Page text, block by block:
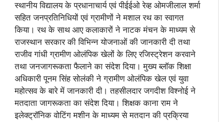
स्थानीय विद्यालय के प्रधानाचार्य एवं पीईईओ रेव्ह ओमजीलाल शर्मा
सहित जनप्रतिनिधियों एवं ग्रामीणों ने मशाल रथ का स्वागत
किया। रथ के साथ आए कलाकारों ने नाटक मंचन के माध्यम से
राजस्थान सरकार की विभिन्न योजनाओं की जानकारी दी तथा
राजीव गांधी ग्रामीण ओलंपिक खेलों के लिए रजिस्ट्रेशन करवाने
तथा जनजागरूकता फैलाने का संदेश दिया। मुख्य ब्लॉक शिक्षा
अधिकारी पूनम सिंह सोलंकी ने ग्रामीण ओलंपिक खेल एवं युवा
महोत्सव के बारे में जानकारी दी। तहसीलदार जगदीश विश्नोई ने
मतदाता जागरूकता का संदेश दिया। शिक्षक काना राम ने
इलेक्ट्रॉनिक वोटिंग मशीन के माध्यम से मतदान की प्रक्रिया